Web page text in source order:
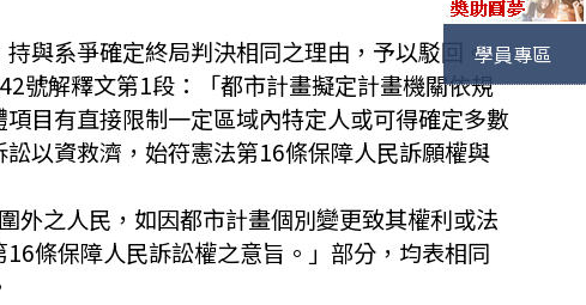
與系爭確定終局判決相同之理由，予以駁回。
號解釋文第1段：「都市計畫擬定計畫機關依規
目有直接限制一定區域內特定人或可得確定多數
以資救濟，始符憲法第16條保障人民訴願權與
外之人民，如因都市計畫個別變更致其權利或法
條保障人民訴訟權之意旨。」部分，均表相同
學員專區